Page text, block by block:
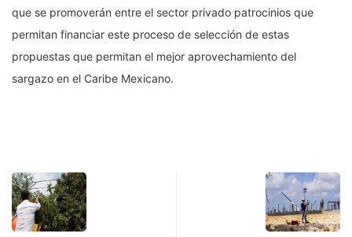
que se promoverán entre el sector privado patrocinios que
permitan financiar este proceso de selección de estas
propuestas que permitan el mejor aprovechamiento del
sargazo en el Caribe Mexicano.